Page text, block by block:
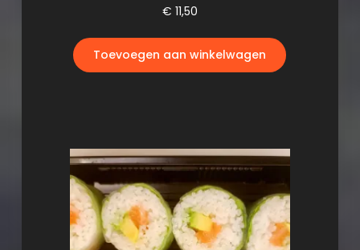
€ 11,50
Toevoegen aan winkelwagen